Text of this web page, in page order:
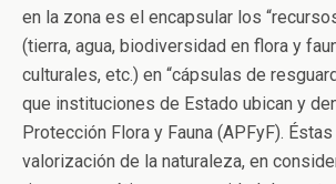
en la zona es el encapsular los
(tierra, agua, biodiversidad en flora y
culturales, etc.) en “cápsulas de
que instituciones de Estado ubican y
Protección Flora y Fauna (APFyF).
valorización de la naturaleza, en